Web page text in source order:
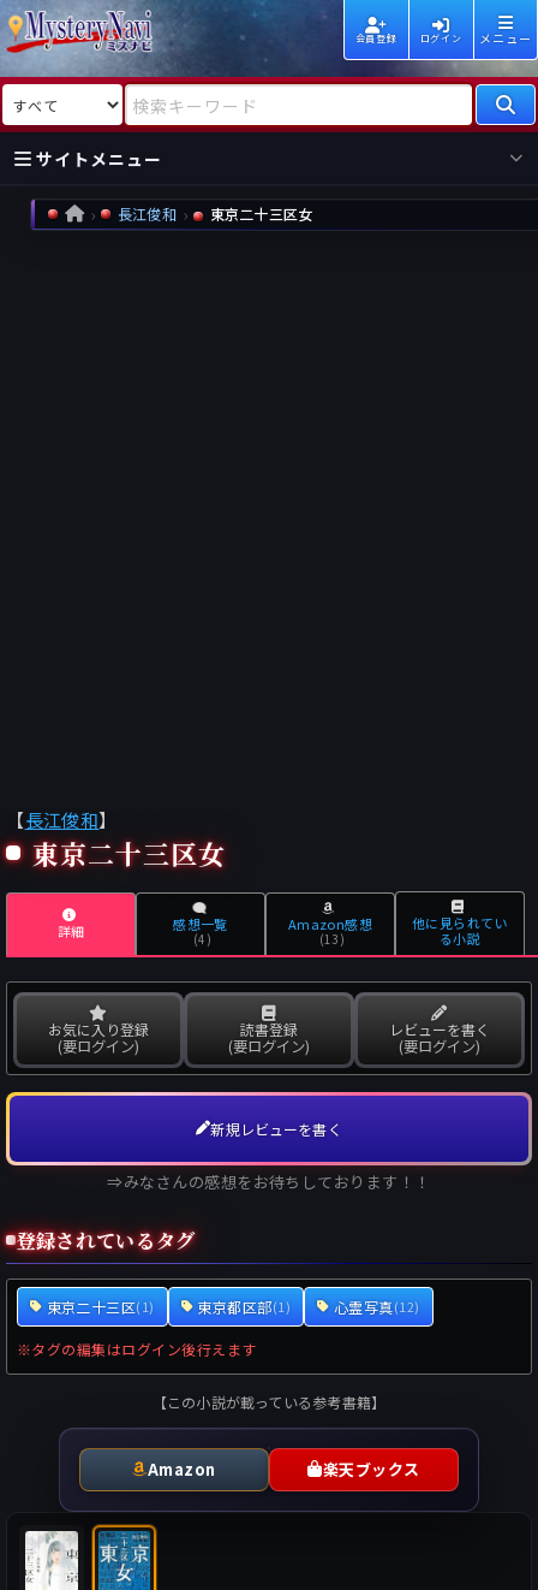
会員登録 ログイン メニュー
検索対象 検索キーワード
サイトメニュー
国内
海外
HOME 長江俊和 東京二十三区女
【長江俊和】
東京二十三区女
詳細 感想一覧
(4)
Amazon感想
(13)
他に見られてい
る小説
お気に入り登録
(要ログイン)
読書登録
(要ログイン)
レビューを書く
(要ログイン)
新規レビューを書く
⇒みなさんの感想をお待ちしております！！
登録されているタグ
東京二十三区(1) 東京都区部(1) 心霊写真(12)
※タグの編集はログイン後行えます
【この小説が載っている参考書籍】
Amazon 楽天ブックス